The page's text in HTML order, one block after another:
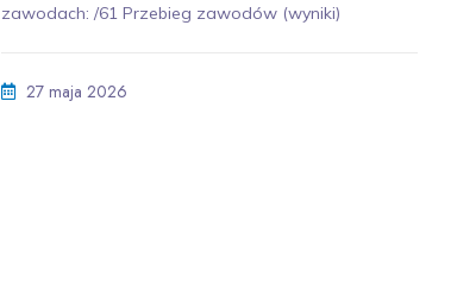
zawodach: /61 Przebieg zawodów (wyniki)
27 maja 2026